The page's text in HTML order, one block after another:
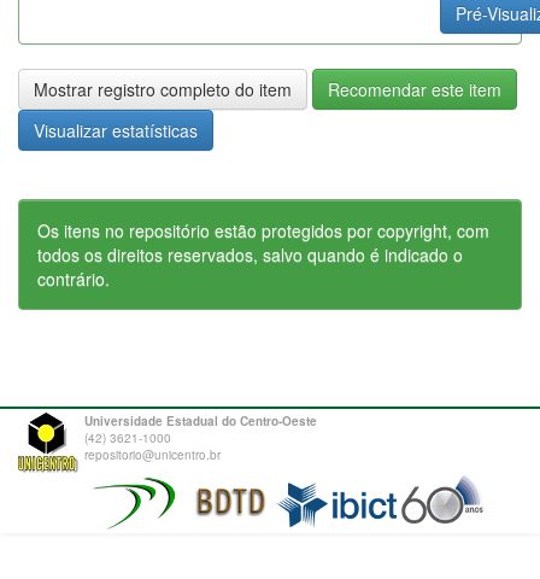
Pré-
Mostrar registro completo do item
Recomendar este item
Visualizar estatísticas
Os itens no repositório estão protegidos por copyright, com
todos os direitos reservados, salvo quando é indicado o
contrário.
Universidade Estadual do Centro-Oeste
(42) 3621-1000
repositorio@unicentro.br